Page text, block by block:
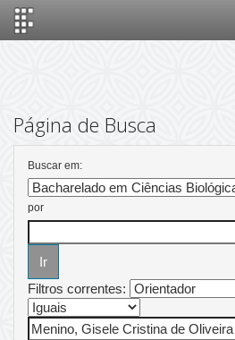
Página de Busca
Buscar em:
por
Filtros correntes: